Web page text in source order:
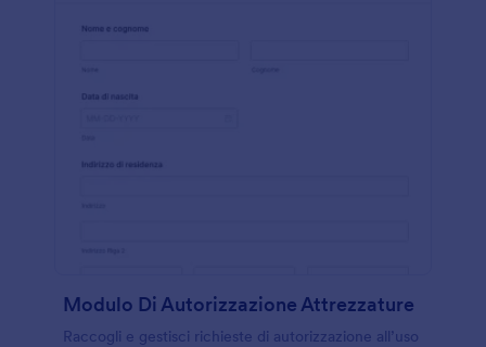
Modulo Di Autorizzazione Attrezzature
Raccogli e gestisci richieste di autorizzazione all’uso